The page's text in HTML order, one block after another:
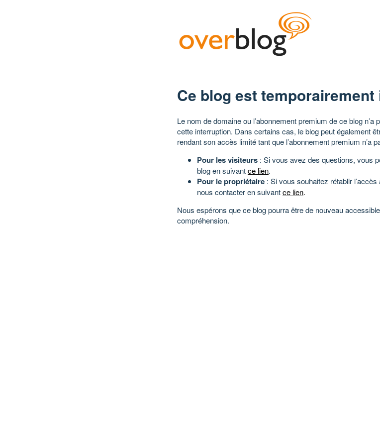
Ce blog est
Le nom de domaine ou l’abonnement premium de ce blog
cette interruption. Dans certains cas, le blog peut également
rendant son accès limité tant que l’abonnement premium n’a
Pour les visiteurs : Si vous avez des questions, vous
blog en suivantce lien.
Pour le propriétaire : Si vous souhaitez rétablir
nous contacter en suivantce lien.
Nous espérons que ce blog pourra être de nouveau
compréhension.